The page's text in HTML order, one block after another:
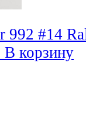
992 #14
В корзину